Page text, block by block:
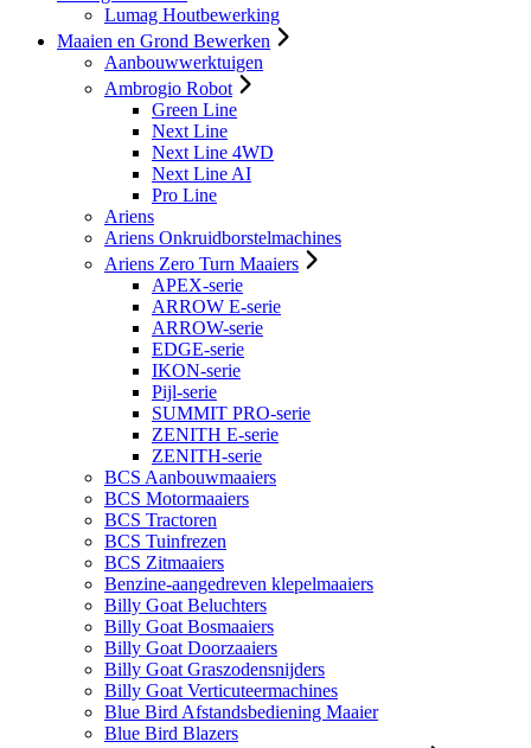
Lumag Houtbewerking
Maaien en Grond Bewerken
Aanbouwwerktuigen
Ambrogio Robot
Green Line
Next Line
Next Line 4WD
Next Line AI
Pro Line
Ariens
Ariens Onkruidborstelmachines
Ariens Zero Turn Maaiers
APEX-serie
ARROW E-serie
ARROW-serie
EDGE-serie
IKON-serie
Pijl-serie
SUMMIT PRO-serie
ZENITH E-serie
ZENITH-serie
BCS Aanbouwmaaiers
BCS Motormaaiers
BCS Tractoren
BCS Tuinfrezen
BCS Zitmaaiers
Benzine-aangedreven klepelmaaiers
Billy Goat Beluchters
Billy Goat Bosmaaiers
Billy Goat Doorzaaiers
Billy Goat Graszodensnijders
Billy Goat Verticuteermachines
Blue Bird Afstandsbediening Maaier
Blue Bird Blazers